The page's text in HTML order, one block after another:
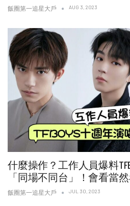
飯圈第一追星大戶 AUG 3, 2023
什麼操作？工作人員爆料
「同場不同台」！會看當
飯圈第一追星大戶 JUL 30, 2023